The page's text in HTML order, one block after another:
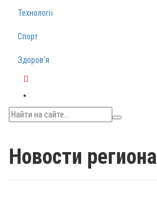
Технології
Спорт
Здоров‘я
Новости региона